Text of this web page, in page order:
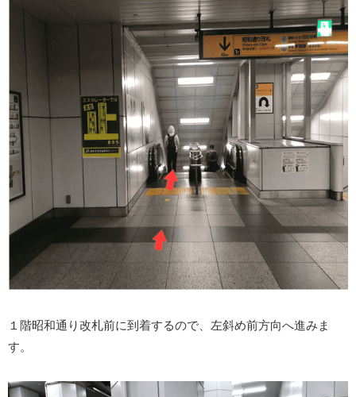
１階昭和通り改札前に到着するので、左斜め前方向へ進みま
す。